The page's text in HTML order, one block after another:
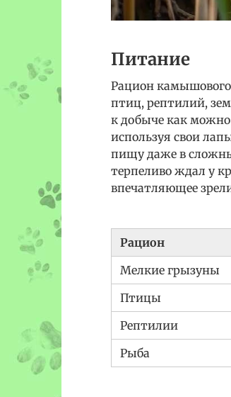
Питание
Рацион
птиц, рептилий,
к добыче как
используя свои
пищу даже в
терпеливо ждал у
впечатляющее
Рацион
Мелкие грызуны
Птицы
Рептилии
Рыба